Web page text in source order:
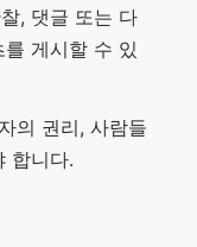
, 댓글 또는 다
게시할 수 있
의 권리, 사람들
합니다.